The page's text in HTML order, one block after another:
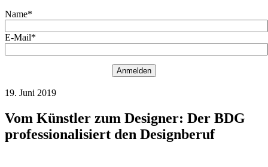
Name*
E-Mail*
Anmelden
19. Juni 2019
Vom Künstler zum Designer: Der BDG
professionalisiert den Designberuf